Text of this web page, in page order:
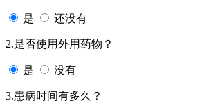
是 还没有
2.是否使用外用药物？
是 没有
3.患病时间有多久？